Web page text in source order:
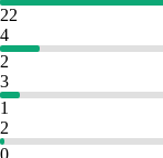
22
4
2
3
1
2